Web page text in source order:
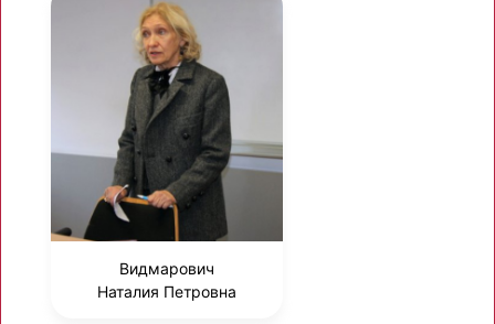
Видмарович
Наталия Петровна